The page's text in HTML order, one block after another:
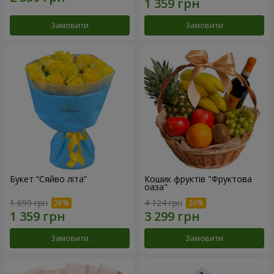
Замовити Замовити
Букет “Сяйво літа”
1 699 грн
Замовити
Кошик фруктів "Фруктова
оаза"
4 124 грн
Замовити